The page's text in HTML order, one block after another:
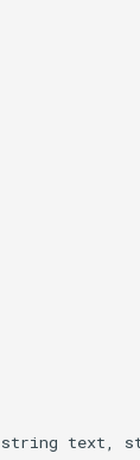
string text